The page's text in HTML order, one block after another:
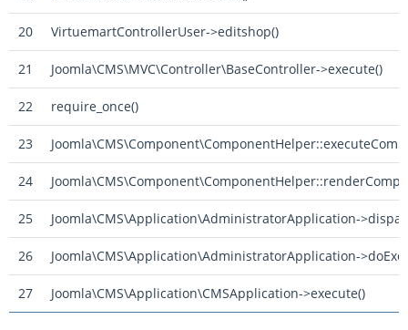
20 VirtuemartControllerUser->editshop()
21 Joomla\CMS\MVC\Controller\BaseController->execute()
22 require_once()
23
24
25 Joomla\CMS\Application\AdministratorApplication-
26 Joomla\CMS\Application\AdministratorApplication-
27 Joomla\CMS\Application\CMSApplication->execute()